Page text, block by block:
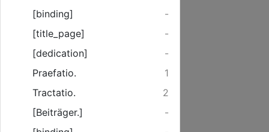
[binding]
-
[title_page]
-
[dedication]
-
Praefatio.
1
Tractatio.
2
[Beiträger.]
-